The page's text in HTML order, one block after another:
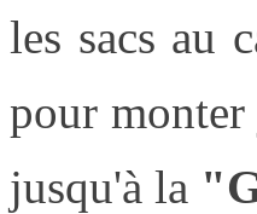
les sacs au
pour
jusqu'à la